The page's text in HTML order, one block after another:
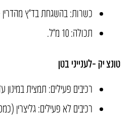
כשרות: בהשגחת בד”ץ מהדרין
תכולה: 10 מ״ל.
טונציק–לענייני בטן
רכיבים פעילים: תמצית במינון
רכיבים לא פעילים:גליצרין (